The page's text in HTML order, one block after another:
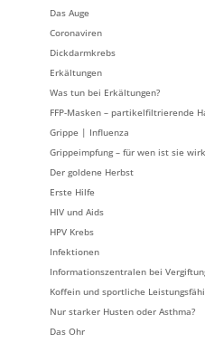
Das Auge
Coronaviren
Dickdarmkrebs
Erkältungen
Was tun bei Erkältungen?
FFP-Masken – partikelfiltrierende
Grippe | Influenza
Grippeimpfung – für wen ist sie
Der goldene Herbst
Erste Hilfe
HIV und Aids
HPV Krebs
Infektionen
Informationszentralen bei
Koffein und sportliche
Nur starker Husten oder Asthma?
Das Ohr